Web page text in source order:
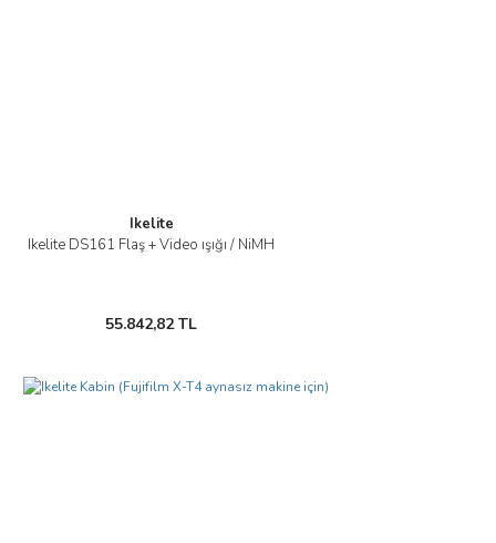
Ikelite
Ikelite DS161 Flaş + Video ışığı / NiMH
55.842,82 TL